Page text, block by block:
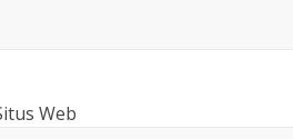
Web